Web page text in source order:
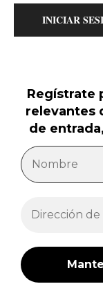
INICIAR
Regístrate
relevantes
de